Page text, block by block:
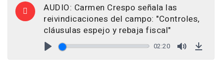
AUDIO: Carmen Crespo señala las
reivindicaciones del campo: "Controles,
cláusulas espejo y rebaja fiscal"
02:20